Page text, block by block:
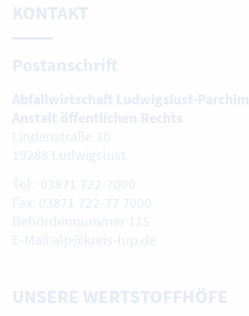
KONTAKT
Postanschrift
Abfallwirtschaft Ludwigslust-Parchim
Anstalt öffentlichen Rechts
Lindenstraße 30
19288 Ludwigslust
Tel: 03871 722-7000
Fax: 03871 722-77 7000
Behördennummer 115
E-Mail:alp@kreis-lup.de
UNSERE WERTSTOFFHÖFE